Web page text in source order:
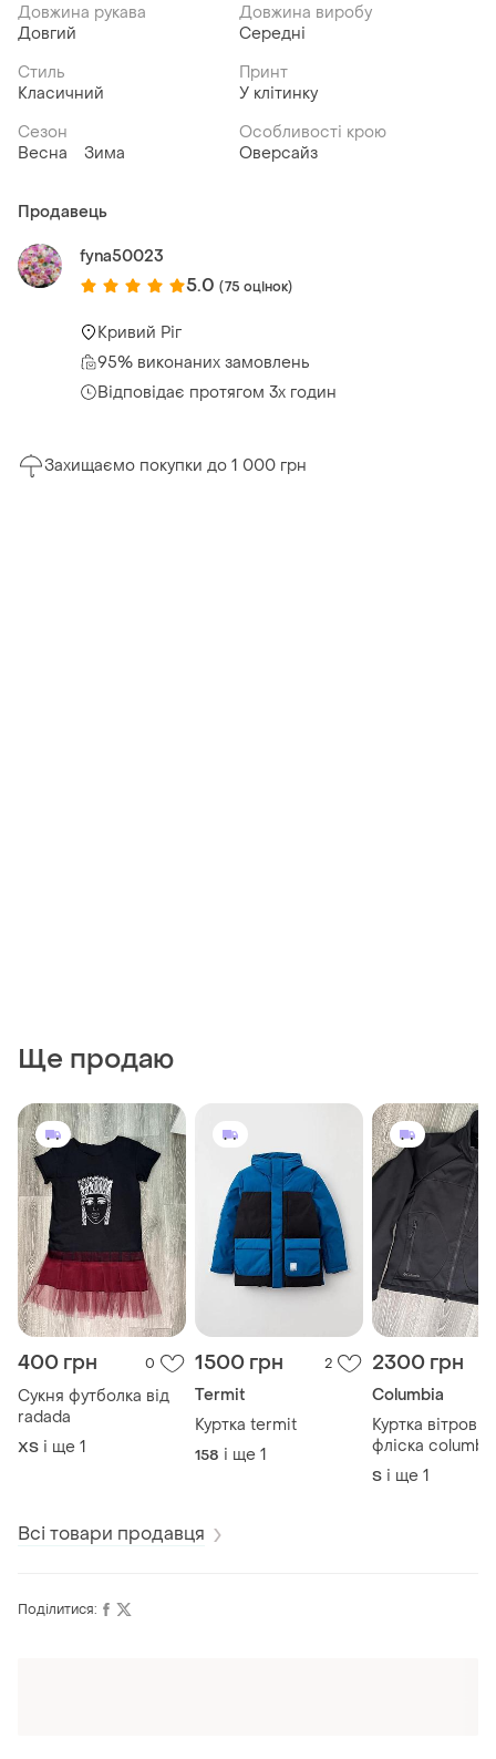
Довжина рукава
Довгий
Довжина виробу
Середні
Стиль
Класичний
Принт
У клітинку
Сезон
Весна
Зима
Особливості крою
Оверсайз
Продавець
fyna50023
5.0 (75 оцінок)
Кривий Ріг
95% виконаних замовлень
Відповідає протягом 3х годин
Захищаємо покупки до 1 000 грн
Ще продаю
400 грн 0
Сукня футболка від
radada
ХS і ще 1
1500 грн 2
Termit
Куртка termit
158 і ще 1
2300 грн
Columbia
Куртка вітровка
фліска
titanium
S і ще 1
Всі товари продавця
Поділитися: